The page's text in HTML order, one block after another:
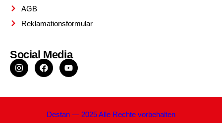
AGB
Reklamationsformular
Social Media
Destan — 2025 Alle Rechte vorbehalten